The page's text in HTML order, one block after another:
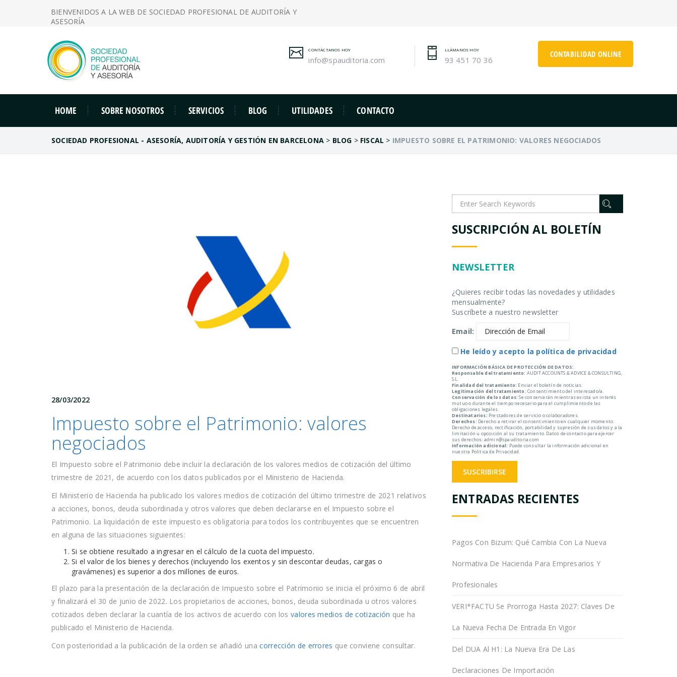
BIENVENIDOS A LA WEB DE SOCIEDAD PROFESIONAL DE AUDITORÍA Y
ASESORÍA
CONTABILIDAD ONLINE
LLÁMANOS HOY
93 451 70 36
CONTÁCTANOS HOY
info@spauditoria.com
HOME SOBRE NOSOTROS SERVICIOS BLOG UTILIDADES CONTACTO
SOCIEDAD PROFESIONAL - ASESORÍA, AUDITORÍA Y GESTIÓN EN BARCELONA > BLOG > FISCAL > IMPUESTO SOBRE EL PATRIMONIO: VALORES NEGOCIADOS
28/03/2022
Impuesto sobre el Patrimonio: valores
negociados
El Impuesto sobre el Patrimonio debe incluir la declaración de los valores medios de cotización del último
trimestre de 2021, de acuerdo con los datos publicados por el Ministerio de Hacienda.
El Ministerio de Hacienda ha publicado los valores medios de cotización del último trimestre de 2021 relativos
a acciones, bonos, deuda subordinada y otros valores que deben declararse en el Impuesto sobre el
Patrimonio. La liquidación de este impuesto es obligatoria para todos los contribuyentes que se encuentren
en alguna de las situaciones siguientes:
Si se obtiene resultado a ingresar en el cálculo de la cuota del impuesto.
Si el valor de los bienes y derechos (incluyendo los exentos y sin descontar deudas, cargas o
gravámenes) es superior a dos millones de euros.
El plazo para la presentación de la declaración de Impuesto sobre el Patrimonio se inicia el próximo 6 de abril
y finalizará el 30 de junio de 2022. Los propietarios de acciones, bonos, deuda subordinada u otros valores
cotizados deben declarar la cuantía de los activos de acuerdo con los valores medios de cotización que ha
publicado el Ministerio de Hacienda.
Con posterioridad a la publicación de la orden se añadió unacorrección de errores que conviene consultar.
SUSCRIPCIÓN AL BOLETÍN
NEWSLETTER
¿Quieres recibir todas las novedades y utilidades
mensualmente?
Suscríbete a nuestro newsletter
Email:
He leído y acepto la política de privacidad
INFORMACIÓN BÁSICA DE PROTECCIÓN DE DATOS:
Responsable del tratamiento: AUDIT ACCOUNTS & ADVICE & CONSULTING,
S.L.
Finalidad del tratamiento: Enviar el boletín de noticias.
Legitimación del tratamiento: Consentimiento del interesado/a.
Conservación de los datos: Se conservarán mientras exista un interés
mutuo o durante el tiempo necesario para el cumplimiento de las
obligaciones legales.
Destinatarios: Prestadores de servicio o colaboradores.
Derechos: Derecho a retirar el consentimiento en cualquier momento.
Derecho de acceso, rectificación, portabilidad y supresión de sus datos y a la
limitación u oposición al su tratamiento. Datos de contacto para ejercer
sus derechos: admin@spauditoria.com
Información adicional: Puede consultar la información adicional en
nuestra Política de Privacidad.
ENTRADAS RECIENTES
Pagos Con Bizum: Qué Cambia Con La Nueva
Normativa De Hacienda Para Empresarios Y
Profesionales
VERI*FACTU Se Prorroga Hasta 2027: Claves De
La Nueva Fecha De Entrada En Vigor
Del DUA Al H1: La Nueva Era De Las
Declaraciones De Importación